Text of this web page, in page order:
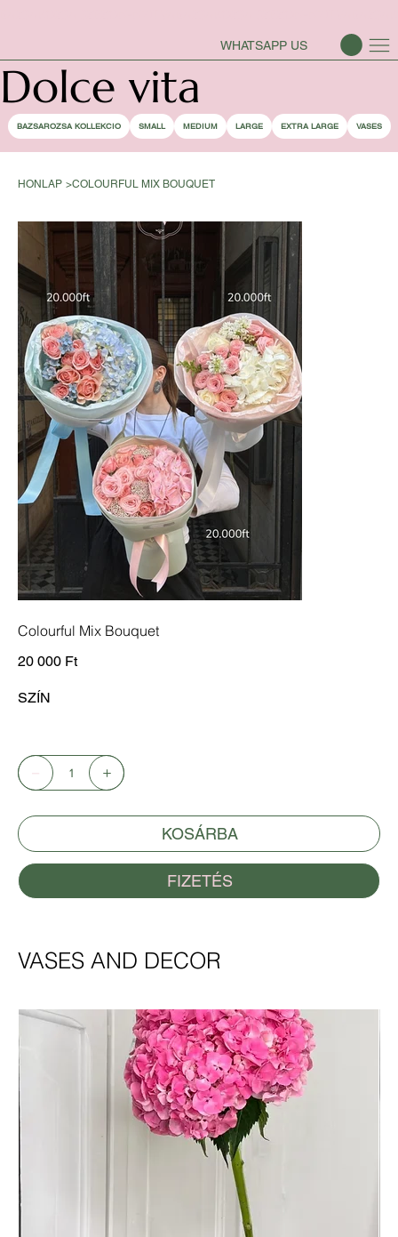
WHATSAPP US
Dolce vita
BAZSAROZSA KOLLEKCIO SMALL MEDIUM LARGE EXTRA LARGE VASES
HONLAP >COLOURFUL MIX BOUQUET
Colourful Mix Bouquet
20 000 Ft
SZÍN
KOSÁRBA
FIZETÉS
VASES AND DECOR